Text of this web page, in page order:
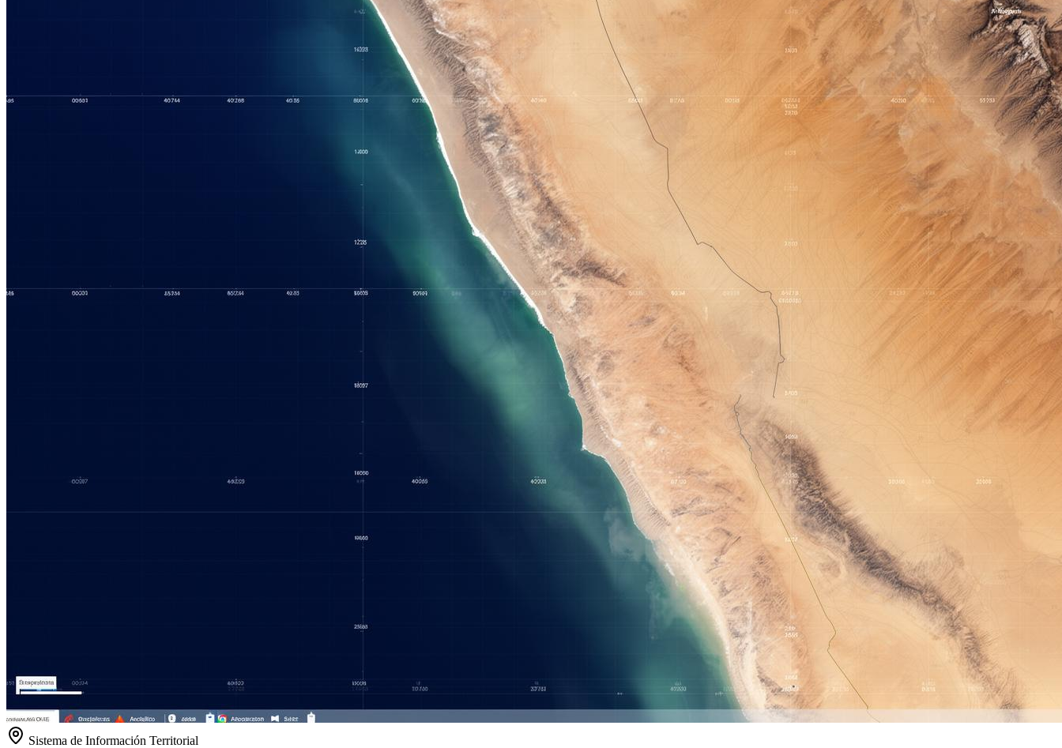
Sistema de Información Territorial